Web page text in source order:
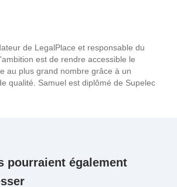
de LegalPlace et responsable du
est de rendre accessible le
au plus grand nombre grâce à un
qualité. Samuel est diplômé de Supelec
pourraient également